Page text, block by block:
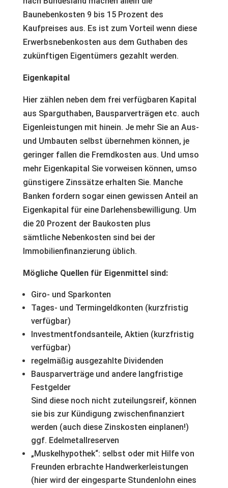
Baunebenkosten 9 bis 15 Prozent des
Kaufpreises aus. Es ist zum Vorteil wenn diese
Erwerbsnebenkosten aus dem Guthaben des
zukünftigen Eigentümers gezahlt werden.
Eigenkapital
Hier zählen neben dem frei verfügbaren Kapital
aus Sparguthaben, Bausparverträgen etc. auch
Eigenleistungen mit hinein. Je mehr Sie an Aus-
und Umbauten selbst übernehmen können, je
geringer fallen die Fremdkosten aus. Und umso
mehr Eigenkapital Sie vorweisen können, umso
günstigere Zinssätze erhalten Sie. Manche
Banken fordern sogar einen gewissen Anteil an
Eigenkapital für eine Darlehensbewilligung. Um
die 20 Prozent der Baukosten plus
sämtliche Nebenkosten sind bei der
Immobilienfinanzierung üblich.
Mögliche Quellen für Eigenmittel sind:
Giro- und Sparkonten
Tages- und Termingeldkonten (kurzfristig
verfügbar)
Investmentfondsanteile, Aktien (kurzfristig
verfügbar)
regelmäßig ausgezahlte Dividenden
Bausparverträge und andere langfristige
Festgelder
Sind diese noch nicht zuteilungsreif, können
sie bis zur Kündigung zwischenfinanziert
werden (auch diese Zinskosten einplanen!)
ggf. Edelmetallreserven
„Muskelhypothek“: selbst oder mit Hilfe von
Freunden erbrachte Handwerkerleistungen
(hier wird der eingesparte Stundenlohn eines